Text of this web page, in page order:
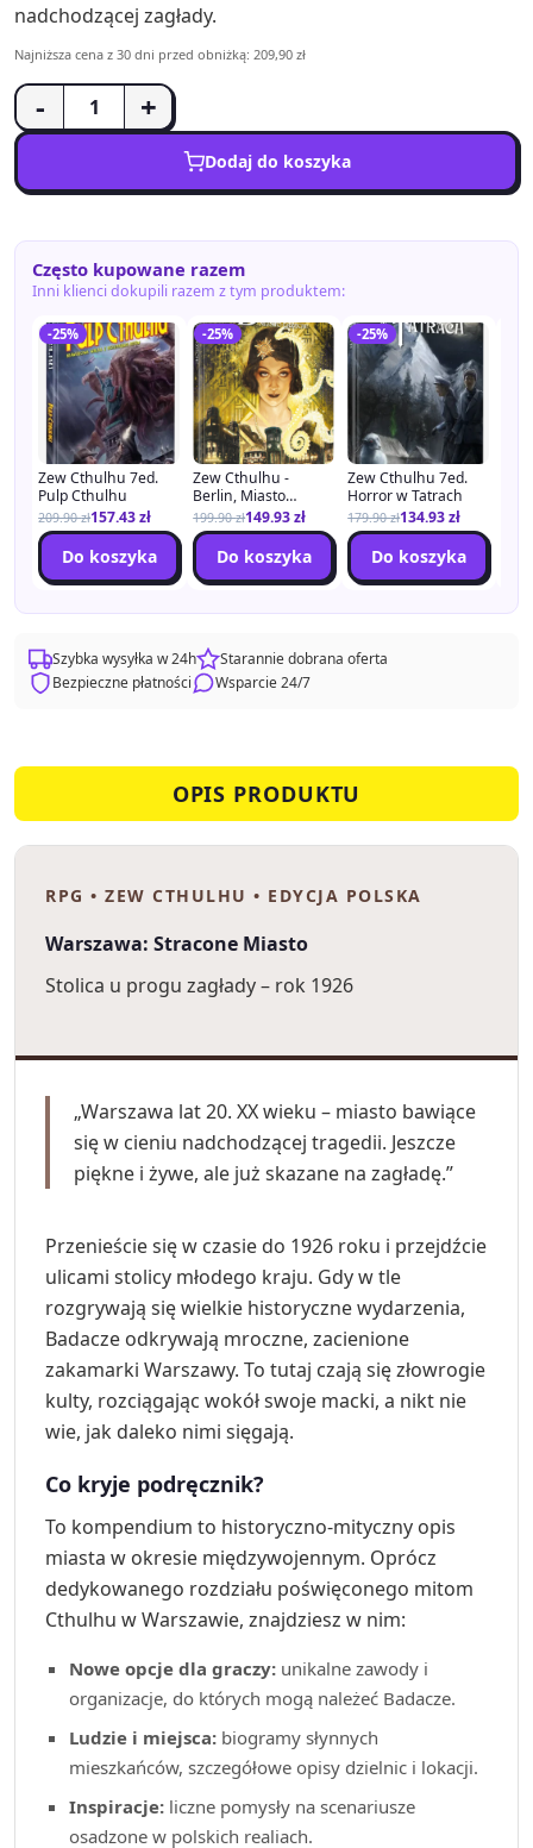
nadchodzącej zagłady.
Najniższa cena z 30 dni przed obniżką: 209,90 zł
- +
Dodaj do koszyka
Często kupowane razem
Inni klienci dokupili razem z tym produktem:
-25%
Zew Cthulhu 7ed.
Pulp Cthulhu
209.90zł157.43zł
Do koszyka
-25%
Zew Cthulhu -
Berlin, Miasto
Grzechu
199.90zł149.93zł
Do koszyka
-25%
Zew Cthulhu 7ed.
Horror w Tatrach
179.90zł134.93zł
Do koszyka
Szybka wysyłka w 24h
Starannie dobrana oferta
Bezpieczne płatności
Wsparcie 24/7
OPIS PRODUKTU
RPG • ZEW CTHULHU • EDYCJA POLSKA
Warszawa: Stracone Miasto
Stolica u progu zagłady – rok 1926
„Warszawa lat 20. XX wieku – miasto bawiące
się w cieniu nadchodzącej tragedii. Jeszcze
piękne i żywe, ale już skazane na zagładę.”
Przenieście się w czasie do 1926 roku i przejdźcie
ulicami stolicy młodego kraju. Gdy w tle
rozgrywają się wielkie historyczne wydarzenia,
Badacze odkrywają mroczne, zacienione
zakamarki Warszawy. To tutaj czają się złowrogie
kulty, rozciągając wokół swoje macki, a nikt nie
wie, jak daleko nimi sięgają.
Co kryje podręcznik?
To kompendium to historyczno-mityczny opis
miasta w okresie międzywojennym. Oprócz
dedykowanego rozdziału poświęconego mitom
Cthulhu w Warszawie, znajdziesz w nim:
Nowe opcje dla graczy: unikalne zawody i
organizacje, do których mogą należeć Badacze.
Ludzie i miejsca: biogramy słynnych
mieszkańców, szczegółowe opisy dzielnic i lokacji.
Inspiracje: liczne pomysły na scenariusze
osadzone w polskich realiach.